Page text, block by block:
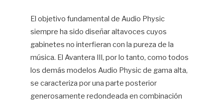
El objetivo fundamental de Audio Physic
siempre ha sido diseñar altavoces cuyos
gabinetes no interfieran con la pureza de la
música. El Avantera III, por lo tanto, como todos
los demás modelos Audio Physic de gama alta,
se caracteriza por una parte posterior
generosamente redondeada en combinación